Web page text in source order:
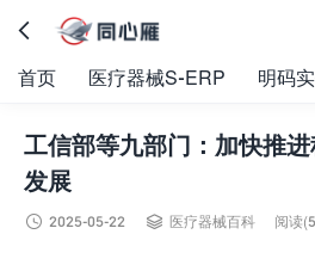

首页 医疗器械S-ERP 明码
工信部等九部门：加快推
发展
 2025-05-22  医疗器械百科 阅读